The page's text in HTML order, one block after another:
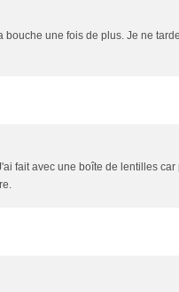
bouche une fois de plus. Je ne
fait avec une boîte de lentilles